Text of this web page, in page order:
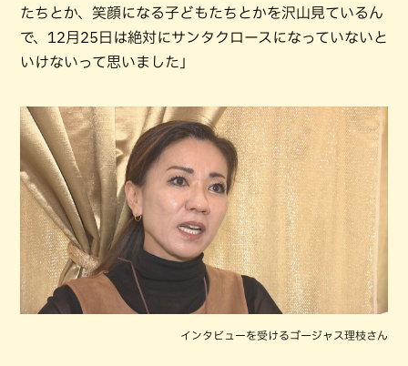
たちとか、笑顔になる子どもたちとかを沢山見ているん
で、12月25日は絶対にサンタクロースになっていないと
いけないって思いました」
インタビューを受けるゴージャス理枝さん